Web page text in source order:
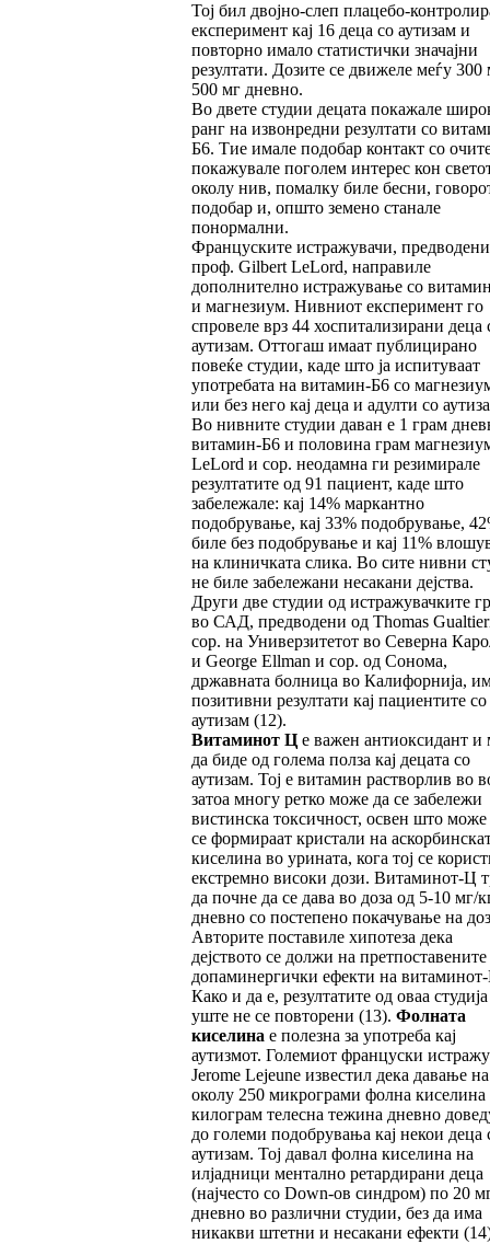
Тој бил двојно-слеп плацебо-
експеримент кај 16 деца со аутизам и
повторно имало статистички значајни
резултати. Дозите се движеле меѓу 300
500 мг дневно.
Во двете студии децата покажале
ранг на извонредни резултати со
Б6. Тие имале подобар контакт со
покажувале поголем интерес кон
околу нив, помалку биле бесни,
подобар и, општо земено станале
понормални.
Француските истражувачи,
проф. Gilbert LeLord, направиле
дополнително истражување со
и магнезиум. Нивниот експеримент го
спровеле врз 44 хоспитализирани деца
аутизам. Оттогаш имаат публицирано
повеќе студии, каде што ја испитуваат
употребата на витамин-Б6 со
или без него кај деца и адулти со
Во нивните студии даван е 1 грам
витамин-Б6 и половина грам
LeLord и сор. неодамна ги резимирале
резултатите од 91 пациент, каде што
забележале: кај 14% маркантно
подобрување, кај 33% подобрување,
биле без подобрување и кај 11%
на клиничката слика. Во сите нивни
не биле забележани несакани дејства.
Други две студии од истражувачките
во САД, предводени од Thomas
сор. на Универзитетот во Северна
и George Ellman и сор. од Сонома,
државната болница во Калифорнија,
позитивни резултати кај пациентите со
аутизам (12).
Витаминот Це важен антиоксидант и
да биде од голема полза кај децата со
аутизам. Тој е витамин растворлив во
затоа многу ретко може да се забележи
вистинска токсичност, освен што може
се формираат кристали на
киселина во урината, кога тој се
екстремно високи дози. Витаминот-Ц
да почне да се дава во доза од 5-10 мг/
дневно со постепено покачување на
Авторите поставиле хипотеза дека
дејството се должи на претпоставените
допаминергички ефекти на
Како и да е, резултатите од оваа студија
уште не се повторени (13). Фолната
киселина е полезна за употреба кај
аутизмот. Големиот француски
Jerome Lejeune известил дека давање на
околу 250 микрограми фолна киселина
килограм телесна тежина дневно
до големи подобрувања кај некои деца
аутизам. Тој давал фолна киселина на
илјадници ментално ретардирани деца
(најчесто со Down-ов синдром) по 20
дневно во различни студии, без да има
никакви штетни и несакани ефекти